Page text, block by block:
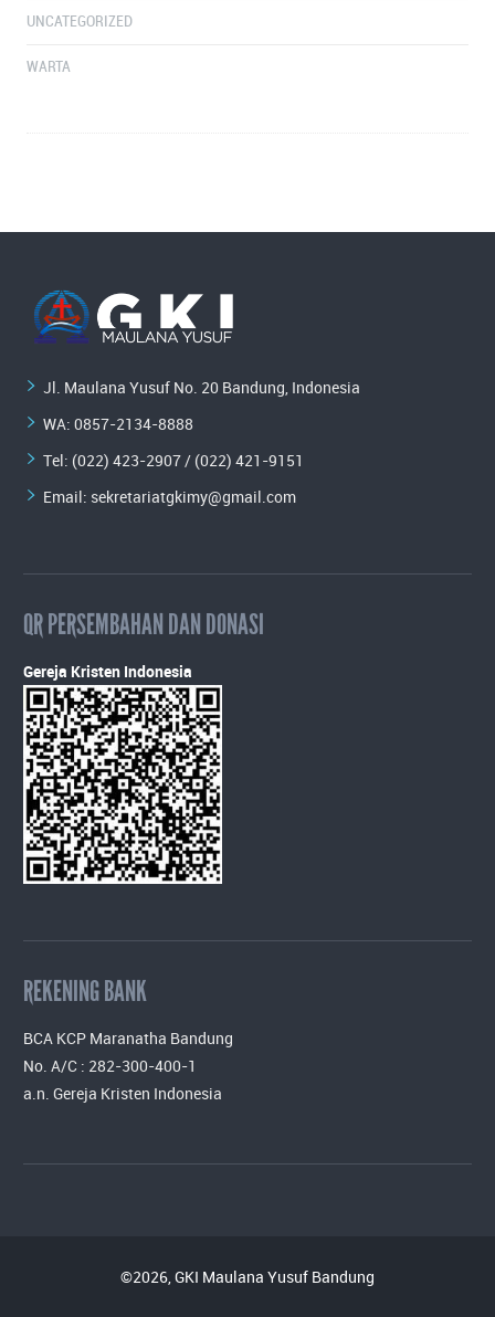
UNCATEGORIZED
WARTA
Jl. Maulana Yusuf No. 20 Bandung, Indonesia
WA: 0857-2134-8888
Tel: (022) 423-2907 / (022) 421-9151
Email: sekretariatgkimy@gmail.com
QR PERSEMBAHAN DAN DONASI
Gereja Kristen Indonesia
REKENING BANK
BCA KCP Maranatha Bandung
No. A/C : 282-300-400-1
a.n. Gereja Kristen Indonesia
©2026, GKI Maulana Yusuf Bandung